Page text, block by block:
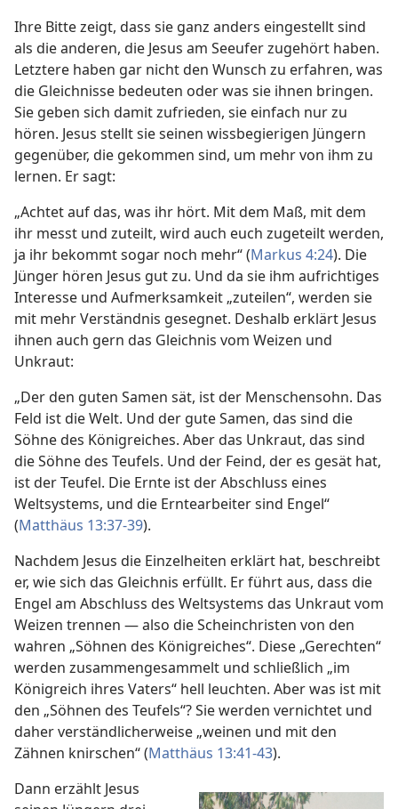
Ihre Bitte zeigt, dass sie ganz anders eingestellt sind
als die anderen, die Jesus am Seeufer zugehört haben.
Letztere haben gar nicht den Wunsch zu erfahren, was
die Gleichnisse bedeuten oder was sie ihnen bringen.
Sie geben sich damit zufrieden, sie einfach nur zu
hören. Jesus stellt sie seinen wissbegierigen Jüngern
gegenüber, die gekommen sind, um mehr von ihm zu
lernen. Er sagt:
„Achtet auf das, was ihr hört. Mit dem Maß, mit dem
ihr messt und zuteilt, wird auch euch zugeteilt werden,
ja ihr bekommt sogar noch mehr“ (Markus 4:24). Die
Jünger hören Jesus gut zu. Und da sie ihm aufrichtiges
Interesse und Aufmerksamkeit „zuteilen“, werden sie
mit mehr Verständnis gesegnet. Deshalb erklärt Jesus
ihnen auch gern das Gleichnis vom Weizen und
Unkraut:
„Der den guten Samen sät, ist der Menschensohn. Das
Feld ist die Welt. Und der gute Samen, das sind die
Söhne des Königreiches. Aber das Unkraut, das sind
die Söhne des Teufels. Und der Feind, der es gesät hat,
ist der Teufel. Die Ernte ist der Abschluss eines
Weltsystems, und die Erntearbeiter sind Engel“
(Matthäus 13:37-39).
Nachdem Jesus die Einzelheiten erklärt hat, beschreibt
er, wie sich das Gleichnis erfüllt. Er führt aus, dass die
Engel am Abschluss des Weltsystems das Unkraut vom
Weizen trennen — also die Scheinchristen von den
wahren „Söhnen des Königreiches“. Diese „Gerechten“
werden zusammengesammelt und schließlich „im
Königreich ihres Vaters“ hell leuchten. Aber was ist mit
den „Söhnen des Teufels“? Sie werden vernichtet und
daher verständlicherweise „weinen und mit den
Zähnen knirschen“ (Matthäus 13:41-43).
Dann erzählt Jesus